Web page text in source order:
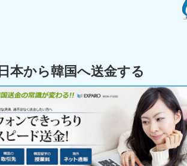
日本から韓国へ送金する